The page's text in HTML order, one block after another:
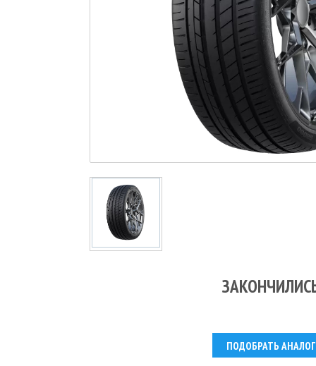
ПОДОБРАТЬ АНАЛОГ